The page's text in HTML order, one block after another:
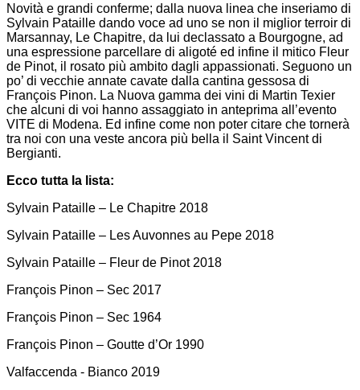
Novità e grandi conferme; dalla nuova linea che inseriamo di
Sylvain Pataille dando voce ad uno se non il miglior terroir di
Marsannay, Le Chapitre, da lui declassato a Bourgogne, ad
una espressione parcellare di aligoté ed infine il mitico Fleur
de Pinot, il rosato più ambito dagli appassionati. Seguono un
po’ di vecchie annate cavate dalla cantina gessosa di
François Pinon. La Nuova gamma dei vini di Martin Texier
che alcuni di voi hanno assaggiato in anteprima all’evento
VITE di Modena. Ed infine come non poter citare che tornerà
tra noi con una veste ancora più bella il Saint Vincent di
Bergianti.
Ecco tutta la lista:
Sylvain Pataille – Le Chapitre 2018
Sylvain Pataille – Les Auvonnes au Pepe 2018
Sylvain Pataille – Fleur de Pinot 2018
François Pinon – Sec 2017
François Pinon – Sec 1964
François Pinon – Goutte d’Or 1990
Valfaccenda - Bianco 2019